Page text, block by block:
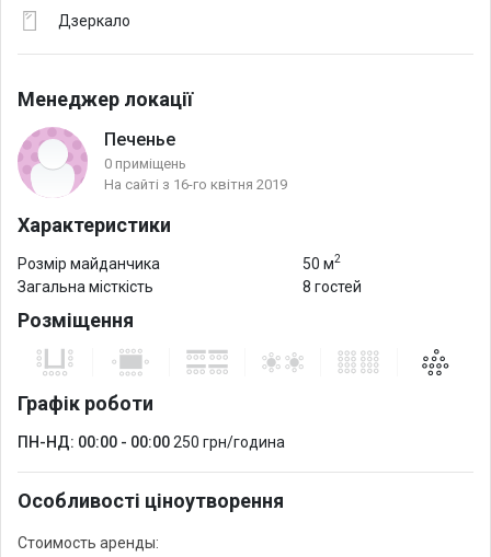
Дзеркало
Менеджер локації
Печенье
0 приміщень
На сайті з 16-го квітня 2019
Характеристики
Розмір майданчика 50 м2
Загальна місткість 8 гостей
Розміщення
Графік роботи
ПН-НД: 00:00 - 00:00250 грн/година
Особливості ціноутворення
Стоимость аренды: